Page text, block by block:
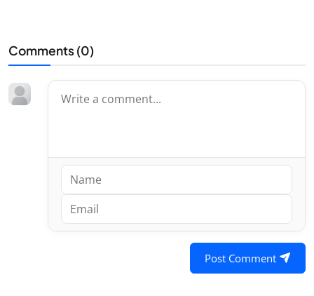
Comments (0)
Post Comment